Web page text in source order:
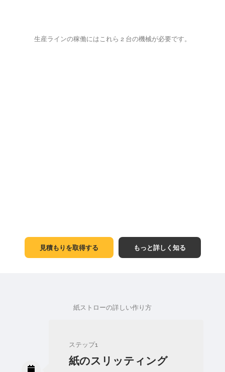
生産ラインの稼働にはこれら 2 台の機械が必要です。
見積もりを取得する もっと詳しく知る
紙ストローの詳しい作り方
ステップ1
紙のスリッティング